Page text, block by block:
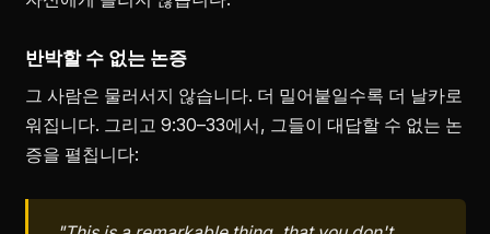
반박할 수 없는 논증
그 사람은 물러서지 않습니다. 더 밀어붙일수록 더 날카로
워집니다. 그리고 9:30–33에서, 그들이 대답할 수 없는 논
증을 펼칩니다: